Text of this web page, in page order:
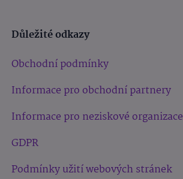
Důležité odkazy
Obchodní podmínky
Informace pro obchodní partnery
Informace pro neziskové organizace
GDPR
Podmínky užití webových stránek